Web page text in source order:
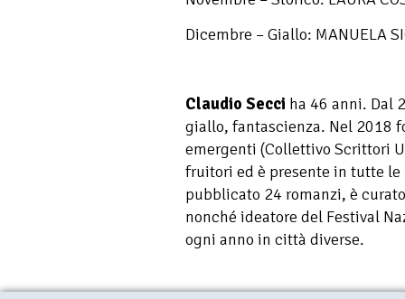
Dicembre – Giallo: MANUELA
Claudio Secci ha 46 anni. Dal
giallo, fantascienza. Nel 2018
emergenti (Collettivo Scrittori
fruitori ed è presente in tutte
pubblicato 24 romanzi, è
nonché ideatore del Festival
ogni anno in città diverse.